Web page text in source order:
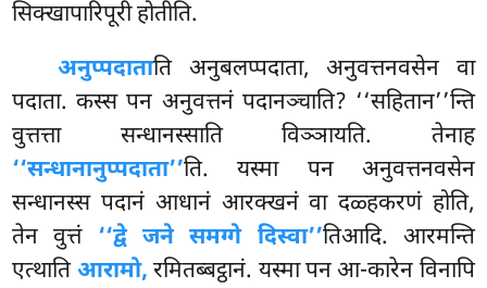
सिक्खापारिपूरी होतीति.
अनुप्पदाताति अनुबलप्पदाता, अनुवत्तनवसेन वा
पदाता. कस्स पन अनुवत्तनं पदानञ्चाति? ‘‘सहितान’’न्ति
वुत्तत्ता सन्धानस्साति विञ्ञायति. तेनाह
‘‘सन्धानानुप्पदाता’’ति. यस्मा पन अनुवत्तनवसेन
सन्धानस्स पदानं आधानं आरक्खनं वा दळ्हकरणं होति,
तेन वुत्तं ‘‘द्वे जने समग्गे दिस्वा’’तिआदि. आरमन्ति
एत्थातिआरामो, रमितब्बट्ठानं. यस्मा पन आ-कारेन विनापि